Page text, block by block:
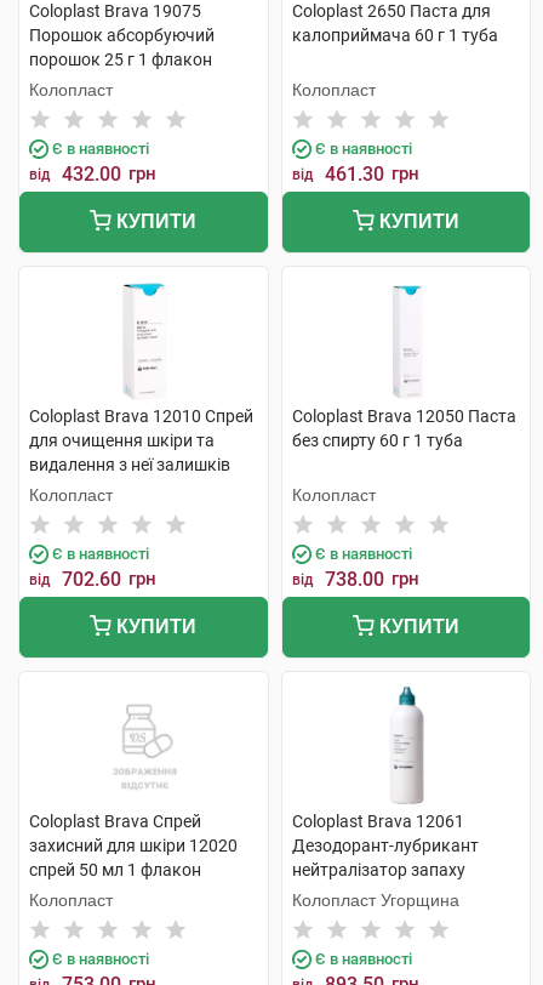
Coloplast Brava 19075
Порошок абсорбуючий
порошок 25 г 1 флакон
Колопласт
Є в наявності
від 432.00 грн
КУПИТИ
Coloplast 2650 Паста для
калоприймача 60 г 1 туба
Колопласт
Є в наявності
від 461.30 грн
КУПИТИ
Coloplast Brava 12010 Cпрей
для очищення шкіри та
видалення з неї залишків
адгезиву спрей 50 мл 1
флакон
Колопласт
Є в наявності
від 702.60 грн
КУПИТИ
Coloplast Brava 12050 Паста
без спирту 60 г 1 туба
Колопласт
Є в наявності
від 738.00 грн
КУПИТИ
Coloplast Brava Спрей
захисний для шкіри 12020
спрей 50 мл 1 флакон
Колопласт
Є в наявності
Coloplast Brava 12061
Дезодорант-лубрикант
нейтралізатор запаху
дезодорант 240 мл 1 флакон
Колопласт Угорщина
Є в наявності